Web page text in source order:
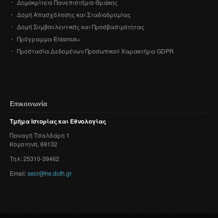
Δημοκρίτειο Πανεπιστήμιο Θράκης
Δομή Απασχόλησης και Σταδιοδρομίας
Δομή Συμβουλευτικής και Προσβασιμότητας
Πρόγραμμα Erasmus+
Προστασία Δεδομένων Προσωπικού Χαρακτήρα GDPR
Επικοινωνία
ΤμήμαΙστορίαςκαι Εθνολογίας
Παναγή Τσαλδάρη 1
Κομοτηνή, 69132
Τηλ: 25310-39462
Email:secr@he.duth.gr